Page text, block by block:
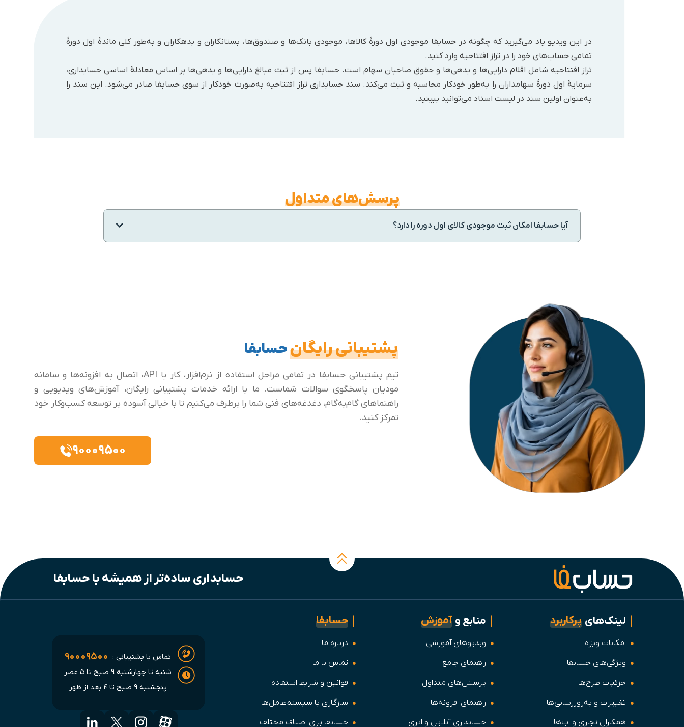
در این ویدیو یاد می‌گیرید که چگونه در حسابفا موجودی اول دورۀ کالاها، موجودی بانک‌ها و صندوق‌ها، بستانکاران و بدهکاران و به‌طور کلی ماندۀ اول دورۀ
تمامی حساب‌های خود را در تراز افتتاحیه وارد کنید.
تراز افتتاحیه شامل اقلام دارایی‌ها و بدهی‌ها و حقوق صاحبان سهام است. حسابفا پس از ثبت مبالغ دارایی‌ها و بدهی‌ها بر اساس معادلۀ اساسی حسابداری‌،
سرمایۀ اول دورۀ سهامداران را به‌طور خودکار محاسبه و ثبت می‌کند. سند حسابداری تراز افتتاحیه به‌صورت خودکار از سوی حسابفا صادر می‌شود. این سند را
به‌عنوان اولین سند در لیست اسناد می‌توانید ببینید.
پرسش‌های متداول
آیا حسابفا امکان ثبت موجودی کالای اول دوره را دارد؟
پشتیبانی رایگانحسابفا
تیم پشتیبانی حسابفا در تمامی مراحل استفاده از نرم‌افزار، کار با API، اتصال به افزونه‌ها و سامانه
مودیان پاسخگوی سوالات شماست. ما با ارائه خدمات پشتیبانی رایگان، آموزش‌های ویدیویی و
راهنماهای گام‌به‌گام، دغدغه‌های فنی شما را برطرف می‌کنیم تا با خیالی آسوده بر توسعه کسب‌وکار خود
تمرکز کنید.
۹۰۰۰۹۵۰۰
حسابداری ساده‌تر از همیشه با حسابفا
لینک‌های پرکاربرد
امکانات ویژه
ویژگی‌های حسابفا
جزئیات طرح‌ها
تغییرات و به‌روزرسانی‌ها
همکاران تجاری و اپ‌ها
منابع و آموزش
ویدیوهای آموزشی
راهنمای جامع
پرسش‌های متداول
راهنمای افزونه‌ها
حسابداری آنلاین و ابری
حسابفا
درباره ما
تماس با ما
قوانین و شرایط استفاده
سازگاری با سیستم‌عامل‌ها
حسابفا برای اصناف مختلف
تماس با پشتیبانی : ۹۰۰۰۹۵۰۰
شنبه تا چهارشنبه ۹ صبح تا ۵ عصر
پنجشنبه ۹ صبح تا ۴ بعد از ظهر